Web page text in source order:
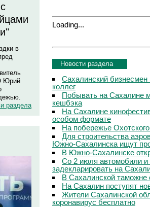
в
Юрий
раздела
Loading...
Новости раздела
Сахалинский бизнесмен
коллег
Побывать на Сахалине
кешбэка
На Сахалине
особом формате
На побережье
Для строительства
Южно-Сахалинска ищут
В Южно-Сахалинске
Со 2 июля автомобили
задекларировать на
В Сахалинской таможне
На Сахалин поступят
Жители Сахалинской
коронавирус бесплатно